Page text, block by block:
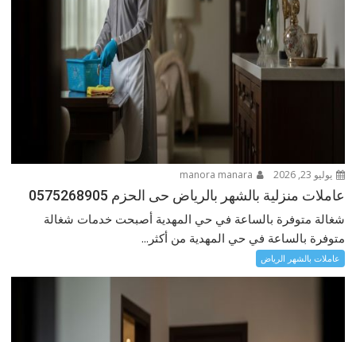
يوليو 23, 2026
عاملات منزلية بالشهر بالرياض حى الحزم 0575268905
شغالة متوفرة بالساعة في حي المهدية أصبحت خدمات شغالة
متوفرة بالساعة في حي المهدية من أكثر...
عاملات بالشهر الرياض